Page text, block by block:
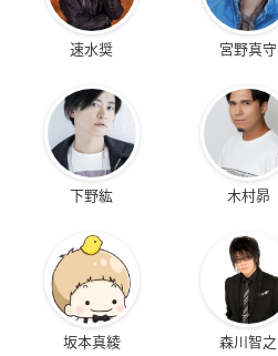
速水奨 宮野真守
下野紘 木村昴
坂本真綾 森川智之